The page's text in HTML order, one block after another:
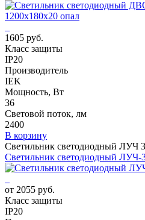
1605 руб.
Класс защиты
IP20
Производитель
IEK
Мощность, Вт
36
Световой поток, лм
2400
В корзину
Светильник светодиодный ЛУЧ
Светильник светодиодный
от 2055 руб.
Класс защиты
IP20